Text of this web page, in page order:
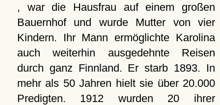
, war die Hausfrau auf einem großen
Bauernhof und wurde Mutter von vier
Kindern. Ihr Mann ermöglichte Karolina
auch weiterhin ausgedehnte Reisen
durch ganz Finnland. Er starb 1893. In
mehr als 50 Jahren hielt sie über 20.000
Predigten. 1912 wurden 20 ihrer